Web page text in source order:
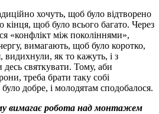
хочуть, щоб було відтворено
кінця, щоб було всього багато. Через
«конфлікт між поколіннями»,
вимагають, щоб було коротко,
видихнули, як то кажуть, і з
святкувати. Тому, аби
треба брати таку собі
добре, і молодятам сподобалося.
вимагає робота над монтажем